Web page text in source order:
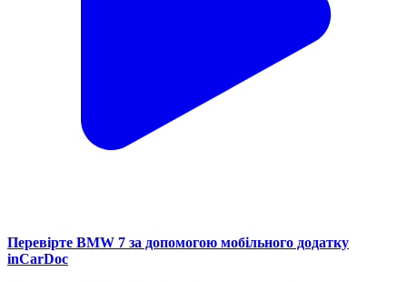
Перевірте BMW 7 за допомогою мобільного додатку
inCarDoc